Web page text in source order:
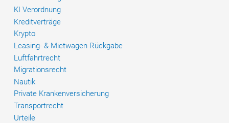
Klausel,
wonach
der
Fahrer
nur
bewachte
Parkplätze
anfahren
darf
KI Verordnung
Kreditverträge
Krypto
Leasing- & Mietwagen Rückgabe
Luftfahrtrecht
Migrationsrecht
Nautik
Private Krankenversicherung
Transportrecht
Urteile